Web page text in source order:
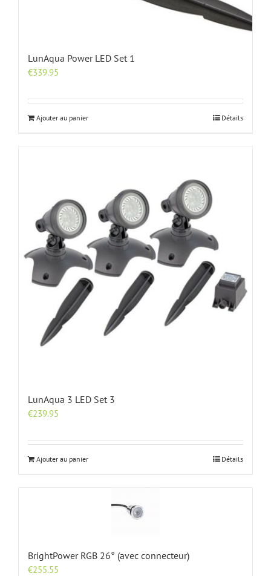
LunAqua Power LED Set 1
€339.95
Ajouter au panier Détails
LunAqua 3 LED Set 3
€239.95
Ajouter au panier Détails
BrightPower RGB 26° (avec connecteur)
€255.55